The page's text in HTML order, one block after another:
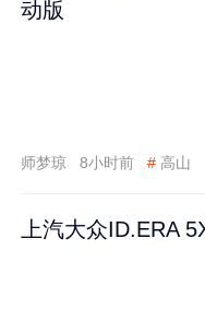
动版
师梦琼 8小时前 # 高山
上汽大众ID.ERA